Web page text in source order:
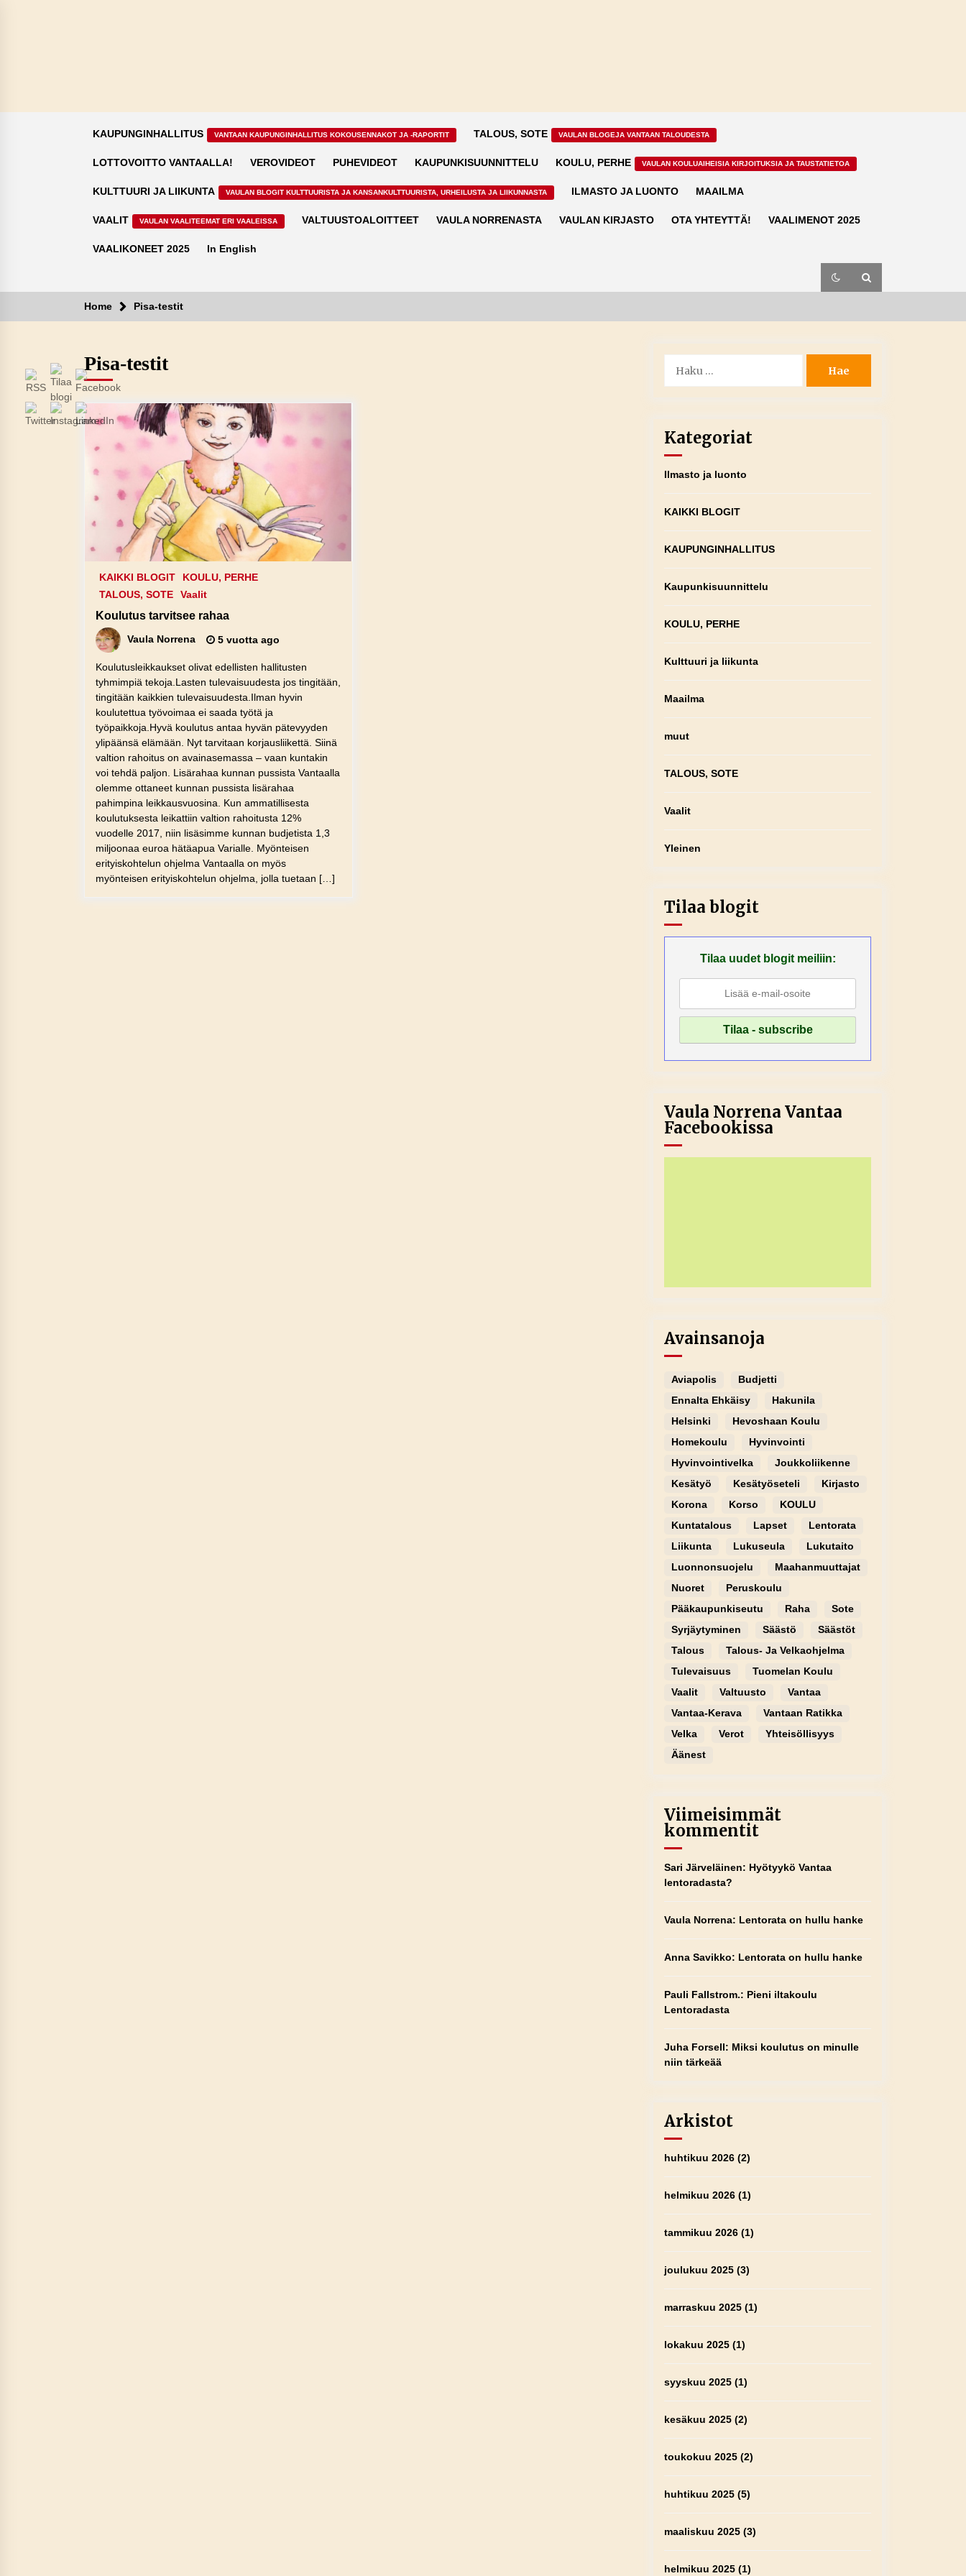
KAUPUNGINHALLITUS VANTAAN KAUPUNGINHALLITUS KOKOUSENNAKOT JA -RAPORTIT TALOUS, SOTE VAULAN BLOGEJA VANTAAN TALOUDESTA
LOTTOVOITTO VANTAALLA! VEROVIDEOT PUHEVIDEOT KAUPUNKISUUNNITTELU KOULU, PERHE VAULAN KOULUAIHEISIA KIRJOITUKSIA JA TAUSTATIETOA
KULTTUURI JA LIIKUNTA VAULAN BLOGIT KULTTUURISTA JA KANSANKULTTUURISTA, URHEILUSTA JA LIIKUNNASTA ILMASTO JA LUONTO MAAILMA
VAALIT VAULAN VAALITEEMAT ERI VAALEISSA VALTUUSTOALOITTEET VAULA NORRENASTA VAULAN KIRJASTO OTA YHTEYTTÄ! VAALIMENOT 2025
VAALIKONEET 2025 In English
Home Pisa-testit
Pisa-testit
KAIKKI BLOGIT
KOULU, PERHE
TALOUS, SOTE
Vaalit
Koulutus tarvitsee rahaa
Vaula Norrena 5 vuotta ago
Koulutusleikkaukset olivat edellisten hallitusten
tyhmimpiä tekoja.Lasten tulevaisuudesta jos tingitään,
tingitään kaikkien tulevaisuudesta.Ilman hyvin
koulutettua työvoimaa ei saada työtä ja
työpaikkoja.Hyvä koulutus antaa hyvän pätevyyden
ylipäänsä elämään. Nyt tarvitaan korjausliikettä. Siinä
valtion rahoitus on avainasemassa – vaan kuntakin
voi tehdä paljon. Lisärahaa kunnan pussista Vantaalla
olemme ottaneet kunnan pussista lisärahaa
pahimpina leikkausvuosina. Kun ammatillisesta
koulutuksesta leikattiin valtion rahoitusta 12%
vuodelle 2017, niin lisäsimme kunnan budjetista 1,3
miljoonaa euroa hätäapua Varialle. Myönteisen
erityiskohtelun ohjelma Vantaalla on myös
myönteisen erityiskohtelun ohjelma, jolla tuetaan […]
Kategoriat
Ilmasto ja luonto
KAIKKI BLOGIT
KAUPUNGINHALLITUS
Kaupunkisuunnittelu
KOULU, PERHE
Kulttuuri ja liikunta
Maailma
muut
TALOUS, SOTE
Vaalit
Yleinen
Tilaa blogit
Tilaa uudet blogit meiliin:
Vaula Norrena Vantaa
Facebookissa
Avainsanoja
Aviapolis
Budjetti
Ennalta Ehkäisy
Hakunila
Helsinki
Hevoshaan Koulu
Homekoulu
Hyvinvointi
Hyvinvointivelka
Joukkoliikenne
Kesätyö
Kesätyöseteli
Kirjasto
Korona
Korso
KOULU
Kuntatalous
Lapset
Lentorata
Liikunta
Lukuseula
Lukutaito
Luonnonsuojelu
Maahanmuuttajat
Nuoret
Peruskoulu
Pääkaupunkiseutu
Raha
Sote
Syrjäytyminen
Säästö
Säästöt
Talous
Talous- Ja Velkaohjelma
Tulevaisuus
Tuomelan Koulu
Vaalit
Valtuusto
Vantaa
Vantaa-Kerava
Vantaan Ratikka
Velka
Verot
Yhteisöllisyys
Äänest
Viimeisimmät
kommentit
Sari Järveläinen: Hyötyykö Vantaa
lentoradasta?
Vaula Norrena: Lentorata on hullu hanke
Anna Savikko: Lentorata on hullu hanke
Pauli Fallstrom.: Pieni iltakoulu
Lentoradasta
Juha Forsell: Miksi koulutus on minulle
niin tärkeää
Arkistot
huhtikuu 2026 (2)
helmikuu 2026 (1)
tammikuu 2026 (1)
joulukuu 2025 (3)
marraskuu 2025 (1)
lokakuu 2025 (1)
syyskuu 2025 (1)
kesäkuu 2025 (2)
toukokuu 2025 (2)
huhtikuu 2025 (5)
maaliskuu 2025 (3)
helmikuu 2025 (1)